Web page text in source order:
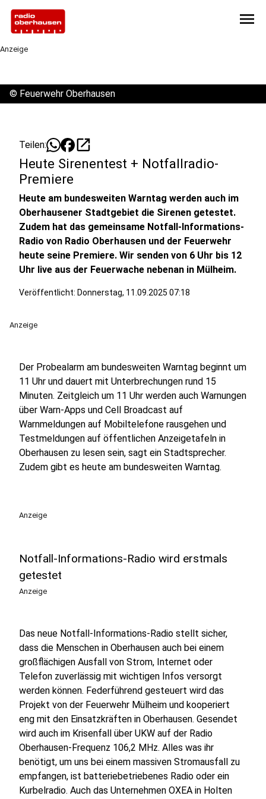
menu
Anzeige
© Feuerwehr Oberhausen
Teilen: open_in_new
Heute Sirenentest + Notfallradio-
Premiere
Heute am bundesweiten Warntag werden auch im
Oberhausener Stadtgebiet die Sirenen getestet.
Zudem hat das gemeinsame Notfall-Informations-
Radio von Radio Oberhausen und der Feuerwehr
heute seine Premiere. Wir senden von 6 Uhr bis 12
Uhr live aus der Feuerwache nebenan in Mülheim.
Veröffentlicht: Donnerstag, 11.09.2025 07:18
Anzeige
Der Probealarm am bundesweiten Warntag beginnt um
11 Uhr und dauert mit Unterbrechungen rund 15
Minuten. Zeitgleich um 11 Uhr werden auch Warnungen
über Warn-Apps und Cell Broadcast auf
Warnmeldungen auf Mobiltelefone rausgehen und
Testmeldungen auf öffentlichen Anzeigetafeln in
Oberhausen zu lesen sein, sagt ein Stadtsprecher.
Zudem gibt es heute am bundesweiten Warntag.
Anzeige
Notfall-Informations-Radio wird erstmals
getestet
Anzeige
Das neue Notfall-Informations-Radio stellt sicher,
dass die Menschen in Oberhausen auch bei einem
großflächigen Ausfall von Strom, Internet oder
Telefon zuverlässig mit wichtigen Infos versorgt
werden können. Federführend gesteuert wird das
Projekt von der Feuerwehr Mülheim und kooperiert
eng mit den Einsatzkräften in Oberhausen. Gesendet
wird auch im Krisenfall über UKW auf der Radio
Oberhausen-Frequenz 106,2 MHz. Alles was ihr
benötigt, um uns bei einem massiven Stromausfall zu
empfangen, ist batteriebetriebenes Radio oder ein
Kurbelradio. Auch das Unternehmen OXEA in Holten